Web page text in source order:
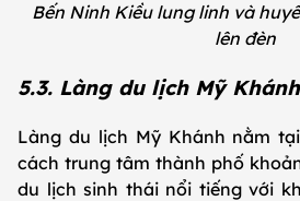
Bến Ninh Kiều lung linh và
lên đèn
5.3. Làng du lịch Mỹ Khánh
Làng du lịch Mỹ Khánh nằm
cách trung tâm thành phố
du lịch sinh thái nổi tiếng với